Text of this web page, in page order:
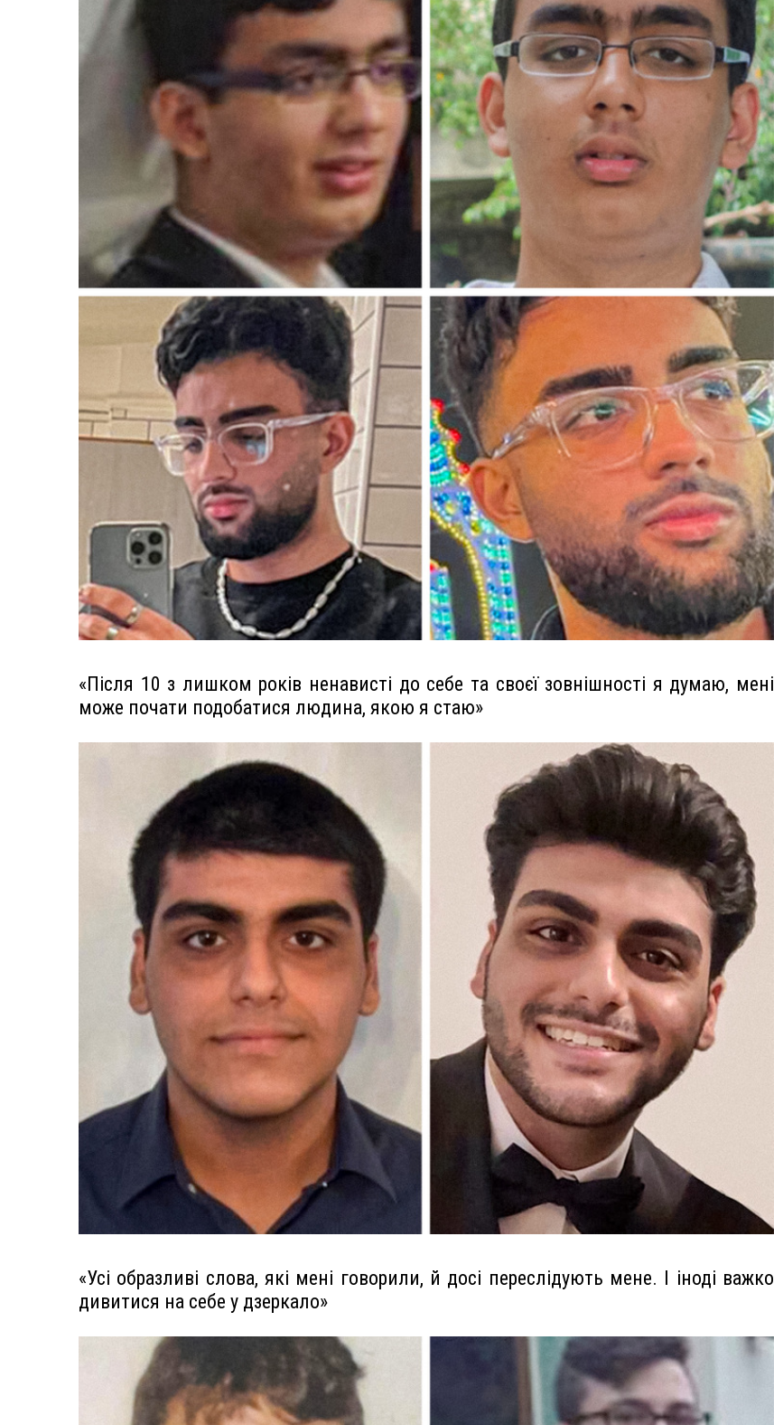
«Після 10 з лишком років ненависті до себе та своєї зовнішності я думаю, мені
може почати подобатися людина, якою я стаю»
«Усі образливі слова, які мені говорили, й досі переслідують мене. І іноді важко
дивитися на себе у дзеркало»